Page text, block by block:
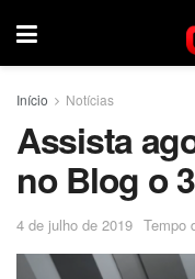
Início Notícias
Assista
no Blog o
4 de julho de 2019 Tempo